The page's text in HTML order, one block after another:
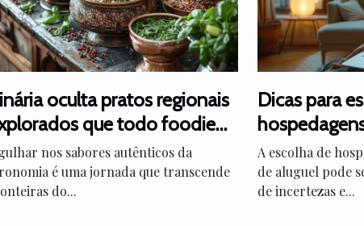
oculta pratos regionais
que todo foodie
experimentar
nos sabores autênticos da
é uma jornada que transcende
do...
Dicas para
plataformas
A escolha de
de aluguel pode
de incertezas e...